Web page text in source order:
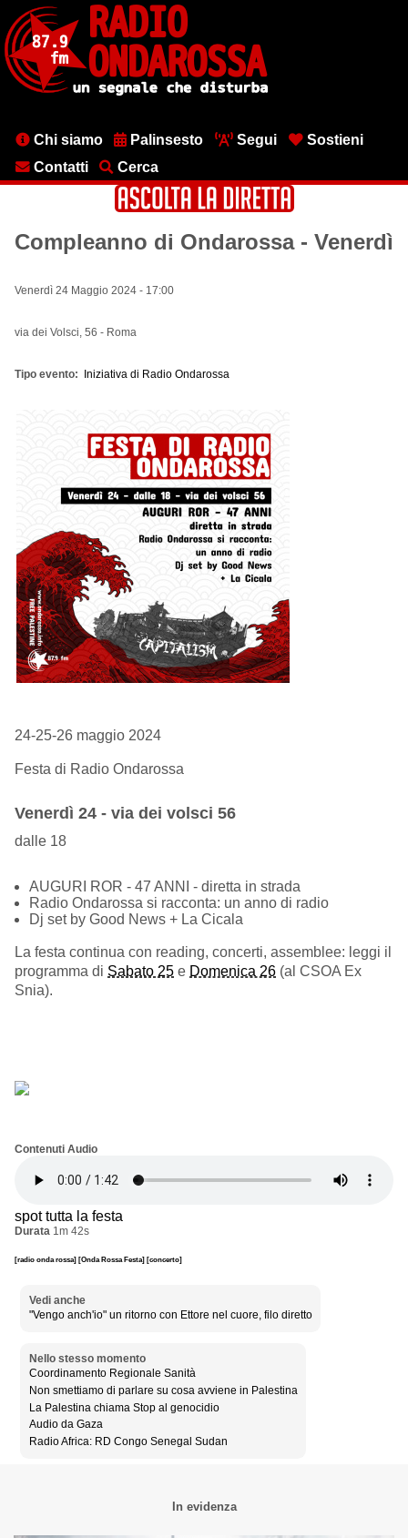
contenuto
principale
MenuChi siamo Palinsesto Segui
Sostieni
Contatti
Cerca
Compleanno di Ondarossa - Venerdì
Venerdì 24 Maggio 2024 - 17:00
via dei Volsci, 56 - Roma
Tipo evento Iniziativa di Radio Ondarossa
24-25-26 maggio 2024
Festa di Radio Ondarossa
Venerdì 24 - via dei volsci 56
dalle 18
AUGURI ROR - 47 ANNI - diretta in strada
Radio Ondarossa si racconta: un anno di radio
Dj set by Good News + La Cicala
La festa continua con reading, concerti, assemblee: leggi il
programma di Sabato 25 e Domenica 26 (al CSOA Ex
Snia).
Contenuti Audio
spot tutta la festa
Durata 1m 42s
[radio onda rossa] [Onda Rossa Festa] [concerto]
Vedi anche
"Vengo anch'io" un ritorno con Ettore nel cuore, filo diretto
Nello stesso momento
Coordinamento Regionale Sanità
Non smettiamo di parlare su cosa avviene in Palestina
La Palestina chiama Stop al genocidio
Audio da Gaza
Radio Africa: RD Congo Senegal Sudan
In evidenza